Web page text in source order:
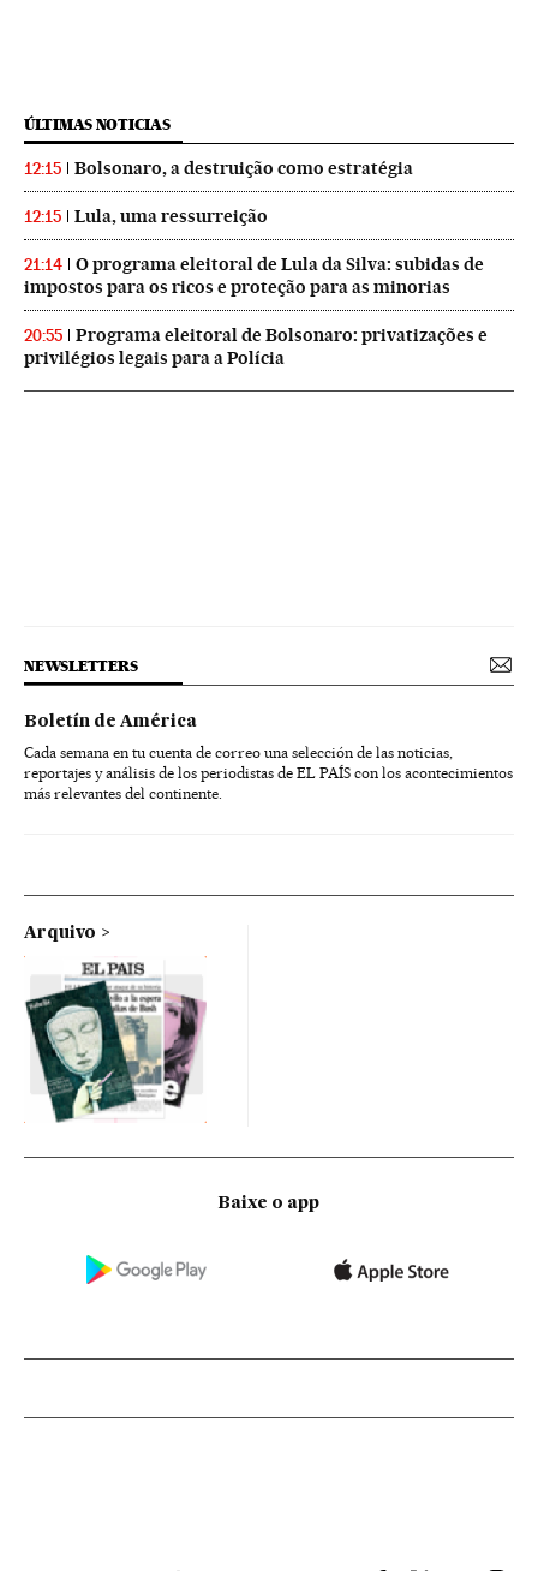
ÚLTIMAS NOTICIAS
12:15 Bolsonaro, a destruição como estratégia
12:15 Lula, uma ressurreição
21:14
O programa eleitoral de Lula da Silva: subidas de
impostos para os ricos e proteção para as minorias
20:55
Programa eleitoral de Bolsonaro: privatizações e
privilégios legais para a Polícia
NEWSLETTERS
Boletín de América
Cada semana en tu cuenta de correo una selección de las noticias,
reportajes y análisis de los periodistas de EL PAÍS con los acontecimientos
más relevantes del continente.
Arquivo
Baixe o app